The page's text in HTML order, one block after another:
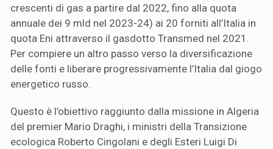
crescenti di gas a partire dal 2022, fino alla quota
annuale dei 9 mld nel 2023-24) ai 20 forniti all’Italia in
quota Eni attraverso il gasdotto Transmed nel 2021.
Per compiere un altro passo verso la diversificazione
delle fonti e liberare progressivamente l’Italia dal giogo
energetico russo.
Questo è l’obiettivo raggiunto dalla missione in Algeria
del premier Mario Draghi, i ministri della Transizione
ecologica Roberto Cingolani e degli Esteri Luigi Di